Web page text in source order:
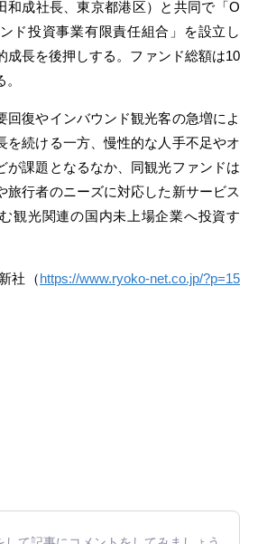
和成社長、東京都港区）と共同で「O
ド投資事業有限責任組合」を設立し
成長を後押しする。ファンド総額は10
回復やインバウンド観光客の急増によ
を続ける一方、慢性的な人手不足やオ
が課題となるなか、同観光ファンドは
旅行者のニーズに対応した新サービス
観光関連の国内未上場企業へ投資す
社（https://www.ryoko-net.co.jp/?p=15